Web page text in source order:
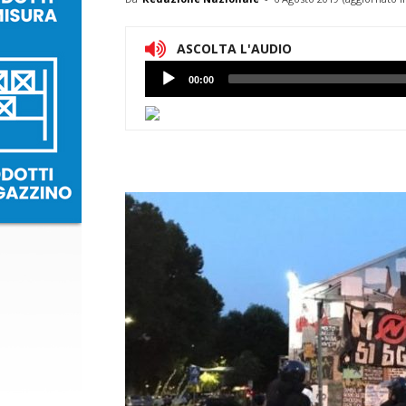
ASCOLTA L'AUDIO
Lettore
Audio
00:00